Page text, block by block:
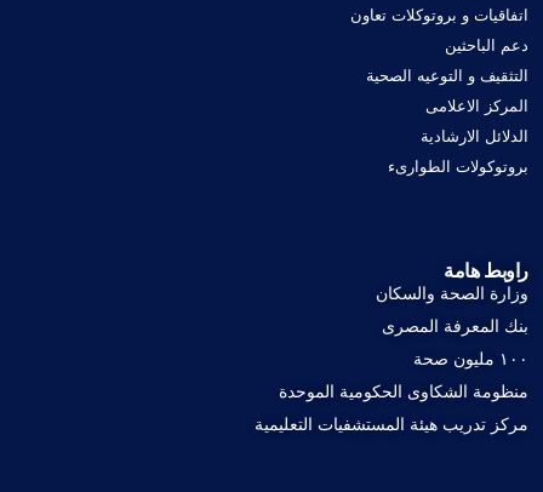
اتفاقيات و بروتوكلات تعاون
دعم الباحثين
التثقيف و التوعيه الصحية
المركز الاعلامى
الدلائل الارشادية
بروتوكولات الطوارىء
راوبط هامة
وزارة الصحة والسكان
بنك المعرفة المصرى
١٠٠ مليون صحة
منظومة الشكاوى الحكومية الموحدة
مركز تدريب هيئة المستشفيات التعليمية